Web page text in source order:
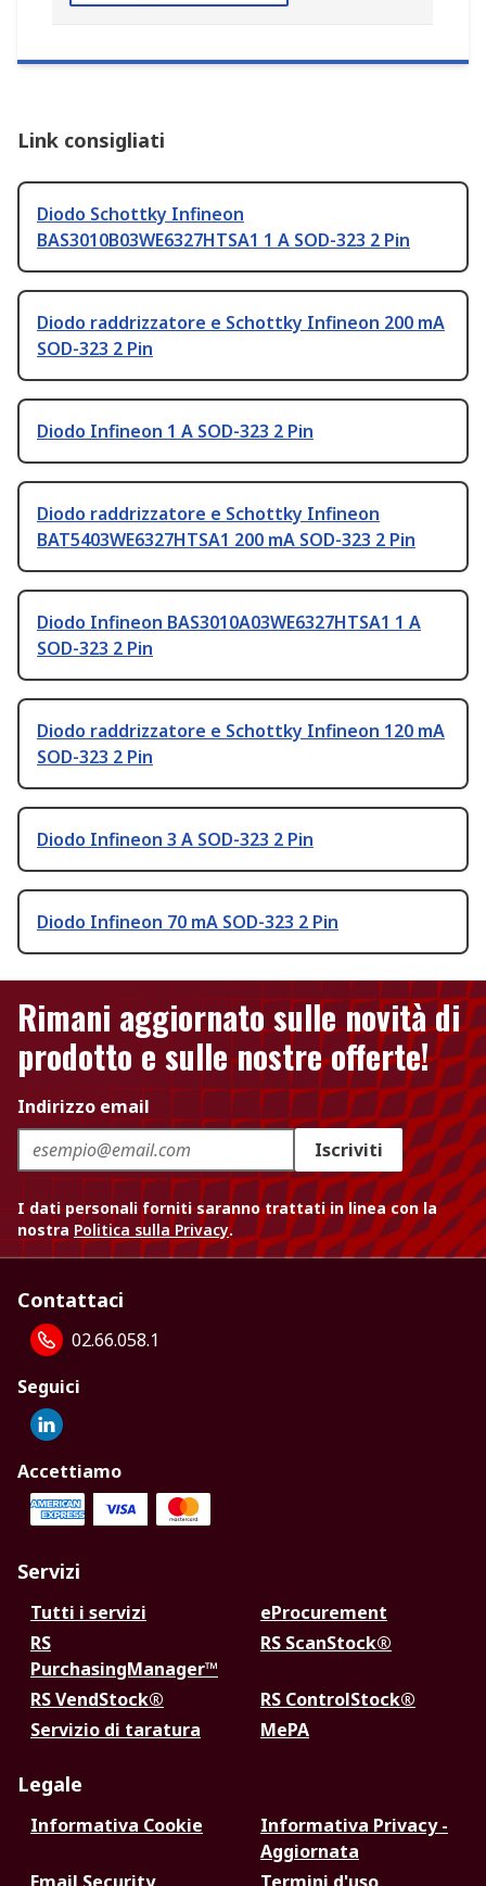
Link consigliati
Diodo Schottky Infineon
BAS3010B03WE6327HTSA1 1 A SOD-323 2 Pin
Diodo raddrizzatore e Schottky Infineon 200 mA
SOD-323 2 Pin
Diodo Infineon 1 A SOD-323 2 Pin
Diodo raddrizzatore e Schottky Infineon
BAT5403WE6327HTSA1 200 mA SOD-323 2 Pin
Diodo Infineon BAS3010A03WE6327HTSA1 1 A
SOD-323 2 Pin
Diodo raddrizzatore e Schottky Infineon 120 mA
SOD-323 2 Pin
Diodo Infineon 3 A SOD-323 2 Pin
Diodo Infineon 70 mA SOD-323 2 Pin
Rimani aggiornato sulle novità di
prodotto e sulle nostre offerte!
Indirizzo email
Iscriviti
I dati personali forniti saranno trattati in linea con la
nostra Politica sulla Privacy.
Contattaci
02.66.058.1
Seguici
Accettiamo
Servizi
Tutti i servizi
eProcurement
RS
PurchasingManager™
RS ScanStock®
RS VendStock®
RS ControlStock®
Servizio di taratura
MePA
Legale
Informativa Cookie
Informativa Privacy -
Aggiornata